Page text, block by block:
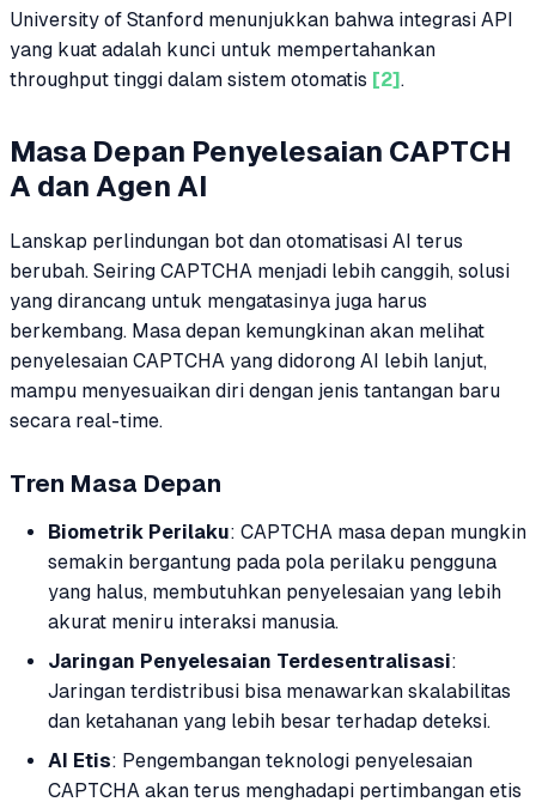
University of Stanford menunjukkan bahwa integrasi API
yang kuat adalah kunci untuk mempertahankan
throughput tinggi dalam sistem otomatis [2].
Masa Depan Penyelesaian CAPTCH
A dan Agen AI
Lanskap perlindungan bot dan otomatisasi AI terus
berubah. Seiring CAPTCHA menjadi lebih canggih, solusi
yang dirancang untuk mengatasinya juga harus
berkembang. Masa depan kemungkinan akan melihat
penyelesaian CAPTCHA yang didorong AI lebih lanjut,
mampu menyesuaikan diri dengan jenis tantangan baru
secara real-time.
Tren Masa Depan
Biometrik Perilaku: CAPTCHA masa depan mungkin
semakin bergantung pada pola perilaku pengguna
yang halus, membutuhkan penyelesaian yang lebih
akurat meniru interaksi manusia.
Jaringan Penyelesaian Terdesentralisasi:
Jaringan terdistribusi bisa menawarkan skalabilitas
dan ketahanan yang lebih besar terhadap deteksi.
AI Etis: Pengembangan teknologi penyelesaian
CAPTCHA akan terus menghadapi pertimbangan etis